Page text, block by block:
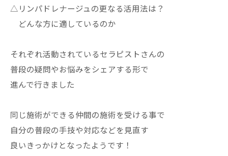
△リンパドレナージュの更なる活用法は？
どんな方に適しているのか
それぞれ活動されているセラピストさんの
普段の疑問やお悩みをシェアする形で
進んで行きました
同じ施術ができる仲間の施術を受ける事で
自分の普段の手技や対応などを見直す
良いきっかけとなったようです！